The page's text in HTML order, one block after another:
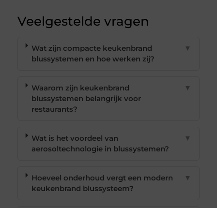
Veelgestelde vragen
Wat zijn compacte keukenbrand
blussystemen en hoe werken zij?
▼
Waarom zijn keukenbrand
blussystemen belangrijk voor
restaurants?
▼
Wat is het voordeel van
aerosoltechnologie in blussystemen?
▼
Hoeveel onderhoud vergt een modern
keukenbrand blussysteem?
▼